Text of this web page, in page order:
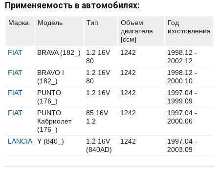
Применяемость в автомобилях:
Марка Модель Тип
Объем
двигателя
[ccм]
Год
изготовления
FIAT BRAVA (182_)
1.2 16V
80
1242
1998.12 -
2002.12
FIAT
BRAVO I
(182_)
1.2 16V
80
1242
1998.12 -
2000.10
FIAT
PUNTO
(176_)
1.2 16V 1242
1997.04 -
1999.09
FIAT
PUNTO
Кабриолет
(176_)
85 16V
1.2
1242
1997.04 -
2000.06
LANCIA Y (840_)
1.2 16V
(840AD)
1242
1997.04 -
2003.09